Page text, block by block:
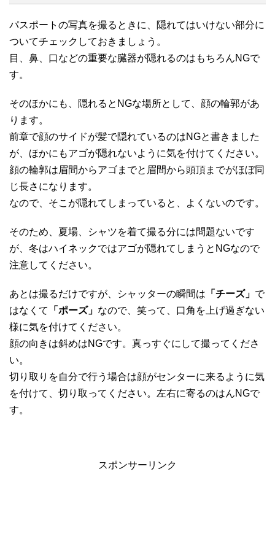
パスポートの写真を撮るときに、隠れてはいけない部分に
ついてチェックしておきましょう。
目、鼻、口などの重要な臓器が隠れるのはもちろんNGで
す。
そのほかにも、隠れるとNGな場所として、顔の輪郭があ
ります。
前章で顔のサイドが髪で隠れているのはNGと書きました
が、ほかにもアゴが隠れないように気を付けてください。
顔の輪郭は眉間からアゴまでと眉間から頭頂までがほぼ同
じ長さになります。
なので、そこが隠れてしまっていると、よくないのです。
そのため、夏場、シャツを着て撮る分には問題ないです
が、冬はハイネックではアゴが隠れてしまうとNGなので
注意してください。
あとは撮るだけですが、シャッターの瞬間は 「チーズ」 で
はなくて
「ポーズ」 なので、笑って、口角を上げ過ぎない
様に気を付けてください。
顔の向きは斜めはNGです。真っすぐにして撮ってくださ
い。
切り取りを自分で行う場合は顔がセンターに来るように気
を付けて、切り取ってください。左右に寄るのはんNGで
す。
スポンサーリンク